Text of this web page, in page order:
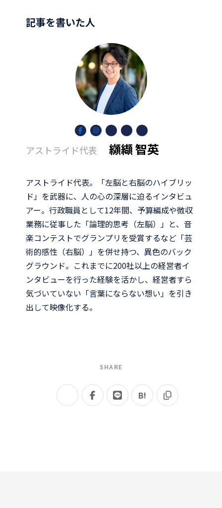
記事を書いた人
ア
イ
コ
ン
ク
ア
イ
コ
ン
ア
イ
コ
ン
ア
イ
コ
ン
ク
ア
イ
コ
ン
ク
アストライド代表 纐纈 智英
アストライド代表。「左脳と右脳のハイブリッ
ド」を武器に、人の心の深層に迫るインタビュ
アー。行政職員として12年間、予算編成や徴収
業務に従事した「論理的思考（左脳）」と、音
楽コンテストでグランプリを受賞するなど「芸
術的感性（右脳）」を併せ持つ、異色のバック
グラウンド。これまでに200社以上の経営者イ
ンタビューを行った経験を活かし、経営者すら
気づいていない「言葉にならない想い」を引き
出して映像化する。
SHARE
B!